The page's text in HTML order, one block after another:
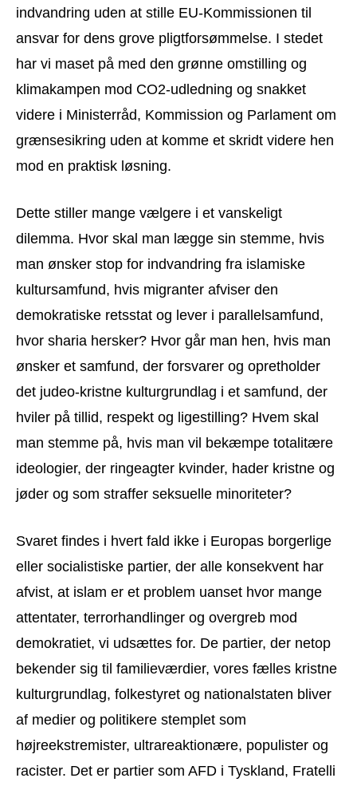
indvandring uden at stille EU-Kommissionen til
ansvar for dens grove pligtforsømmelse. I stedet
har vi maset på med den grønne omstilling og
klimakampen mod CO2-udledning og snakket
videre i Ministerråd, Kommission og Parlament om
grænsesikring uden at komme et skridt videre hen
mod en praktisk løsning.
Dette stiller mange vælgere i et vanskeligt
dilemma. Hvor skal man lægge sin stemme, hvis
man ønsker stop for indvandring fra islamiske
kultursamfund, hvis migranter afviser den
demokratiske retsstat og lever i parallelsamfund,
hvor sharia hersker? Hvor går man hen, hvis man
ønsker et samfund, der forsvarer og opretholder
det judeo-kristne kulturgrundlag i et samfund, der
hviler på tillid, respekt og ligestilling? Hvem skal
man stemme på, hvis man vil bekæmpe totalitære
ideologier, der ringeagter kvinder, hader kristne og
jøder og som straffer seksuelle minoriteter?
Svaret findes i hvert fald ikke i Europas borgerlige
eller socialistiske partier, der alle konsekvent har
afvist, at islam er et problem uanset hvor mange
attentater, terrorhandlinger og overgreb mod
demokratiet, vi udsættes for. De partier, der netop
bekender sig til familieværdier, vores fælles kristne
kulturgrundlag, folkestyret og nationalstaten bliver
af medier og politikere stemplet som
højreekstremister, ultrareaktionære, populister og
racister. Det er partier som AFD i Tyskland, Fratelli